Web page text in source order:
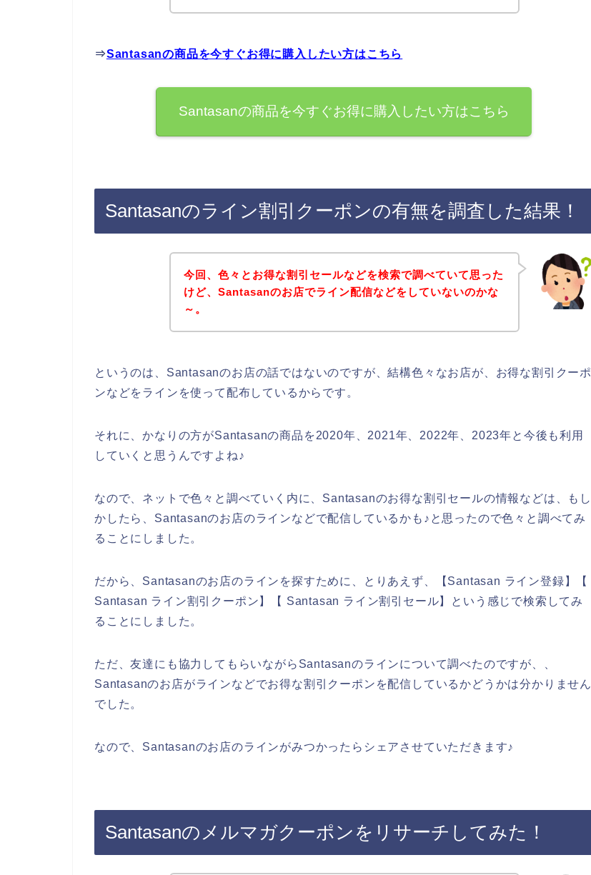
⇒Santasanの商品を今すぐお得に購入したい方はこちら
Santasanの商品を今すぐお得に購入したい方はこちら
Santasanのライン割引クーポンの有無を調査した結果！
今回、色々とお得な割引セールなどを検索で調べていて思った
けど、Santasanのお店でライン配信などをしていないのかな
～。
というのは、Santasanのお店の話ではないのですが、結構色々なお店が、お得な割引クーポ
ンなどをラインを使って配布しているからです。
それに、かなりの方がSantasanの商品を2020年、2021年、2022年、2023年と今後も利用
していくと思うんですよね♪
なので、ネットで色々と調べていく内に、Santasanのお得な割引セールの情報などは、もし
かしたら、Santasanのお店のラインなどで配信しているかも♪と思ったので色々と調べてみ
ることにしました。
だから、Santasanのお店のラインを探すために、とりあえず、【Santasan ライン登録】【
Santasan ライン割引クーポン】【 Santasan ライン割引セール】という感じで検索してみ
ることにしました。
ただ、友達にも協力してもらいながらSantasanのラインについて調べたのですが、、
Santasanのお店がラインなどでお得な割引クーポンを配信しているかどうかは分かりません
でした。
なので、Santasanのお店のラインがみつかったらシェアさせていただきます♪
Santasanのメルマガクーポンをリサーチしてみた！